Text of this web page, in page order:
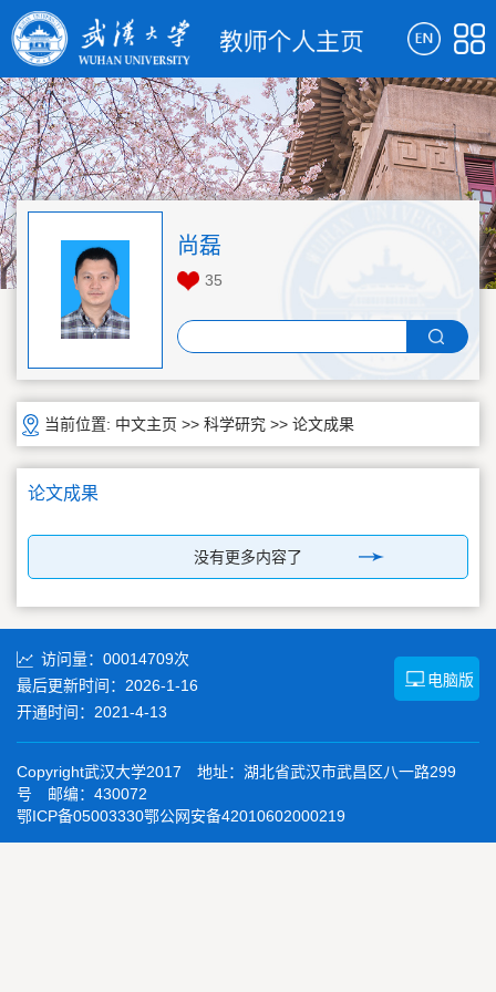
尚磊
35
当前位置: 中文主页 >> 科学研究 >> 论文成果
论文成果
没有更多内容了
访问量： 00014709次
最后更新时间： 2026-1-16
开通时间： 2021-4-13
电脑版
Copyright武汉大学2017 地址：湖北省武汉市武昌区八一路299
号 邮编：430072
鄂ICP备05003330鄂公网安备42010602000219